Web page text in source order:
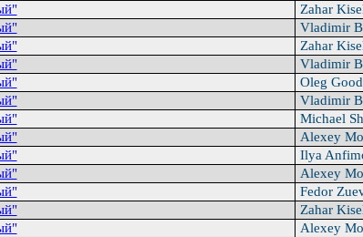
Zahar
Vladimir
Zahar
Vladimir
Oleg
Vladimir
Michael
Alexey
Ilya
Alexey
Fedor
Zahar
Alexey